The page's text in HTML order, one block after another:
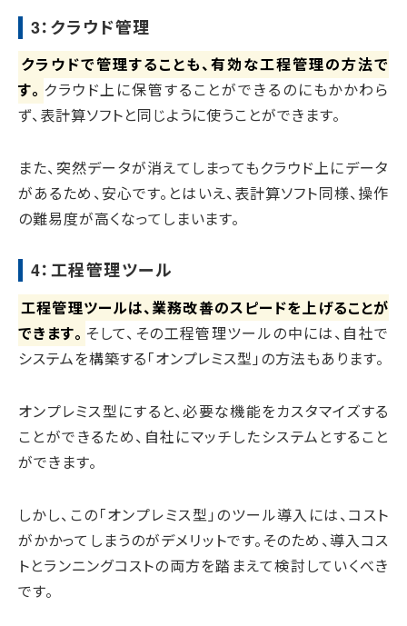
3：クラウド管理
クラウドで管理することも、有効な工程管理の方法で
す。 クラウド上に保管することができるのにもかかわら
ず、表計算ソフトと同じように使うことができます。
また、突然データが消えてしまってもクラウド上にデータ
があるため、安心です。とはいえ、表計算ソフト同様、操作
の難易度が高くなってしまいます。
4：工程管理ツール
工程管理ツールは、業務改善のスピードを上げることが
できます。 そして、その工程管理ツールの中には、自社で
システムを構築する「オンプレミス型」の方法もあります。
オンプレミス型にすると、必要な機能をカスタマイズする
ことができるため、自社にマッチしたシステムとすること
ができます。
しかし、この「オンプレミス型」のツール導入には、コスト
がかかってしまうのがデメリットです。そのため、導入コス
トとランニングコストの両方を踏まえて検討していくべき
です。